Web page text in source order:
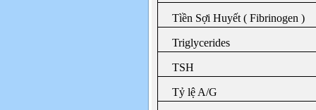
Tìền Sợi Huyết ( Fibrinogen )
Triglycerides
TSH
Tỷ lệ A/G